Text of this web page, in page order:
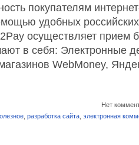
покупателям
удобных
осуществляет прием
в себя: Электронные
WebMoney,
Нет
разработка сайта электронная